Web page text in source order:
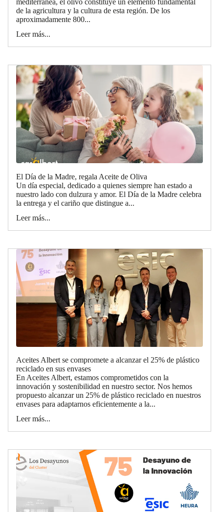
mediterránea, el olivo constituye un elemento fundamental
de la agricultura y la cultura de esta región. De los
aproximadamente 800...
Leer más...
El Día de la Madre, regala Aceite de Oliva
Un día especial, dedicado a quienes siempre han estado a
nuestro lado con dulzura y amor. El Día de la Madre celebra
la entrega y el cariño que distingue a...
Leer más...
Aceites Albert se compromete a alcanzar el 25% de plástico
reciclado en sus envases
En Aceites Albert, estamos comprometidos con la
innovación y sostenibilidad en nuestro sector. Nos hemos
propuesto alcanzar un 25% de plástico reciclado en nuestros
envases para adaptarnos eficientemente a la...
Leer más...